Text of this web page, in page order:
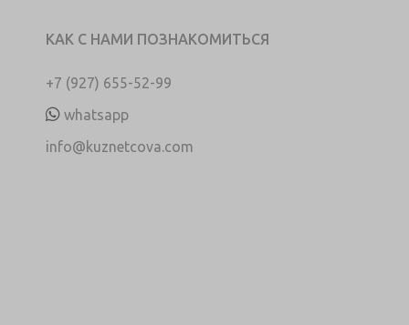
КАК С НАМИ ПОЗНАКОМИТЬСЯ
+7 (927) 655-52-99
whatsapp
info@kuznetcova.com